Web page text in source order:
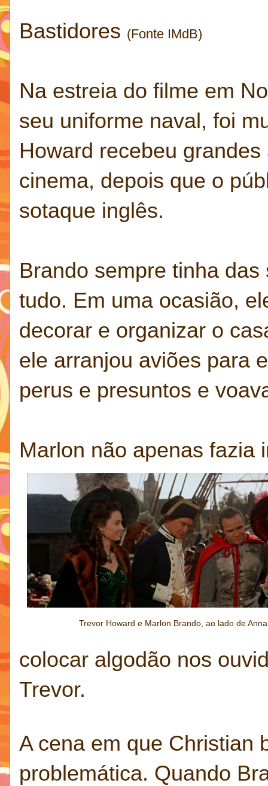
Bastidores (Fonte IMdB)
Na estreia do filme em
seu uniforme naval, foi
Howard recebeu
cinema, depois que o
sotaque inglês.
Brando sempre tinha
tudo. Em uma ocasião,
decorar e organizar o
ele arranjou aviões para
perus e presuntos e
Marlon não apenas fazia
Trevor Howard e Marlon Brando, ao lado de
colocar algodão nos
Trevor.
A cena em que Christian
problemática. Quando